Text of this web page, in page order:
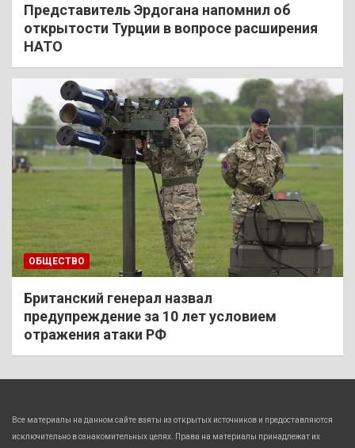
Представитель Эрдогана напомнил об
открытости Турции в вопросе расширения
НАТО
ОБЩЕСТВО
Британский генерал назвал
предупреждение за 10 лет условием
отражения атаки РФ
Все материалы на данном сайте взяты из открытых источников и предоставляются
исключительно в ознакомительных целях. Права на материалы принадлежат их